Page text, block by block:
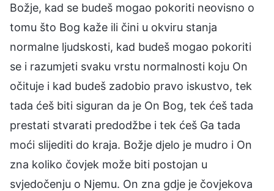
Božje, kad se budeš mogao pokoriti neovisno o
tomu što Bog kaže ili čini u okviru stanja
normalne ljudskosti, kad budeš mogao pokoriti
se i razumjeti svaku vrstu normalnosti koju On
očituje i kad budeš zadobio pravo iskustvo, tek
tada ćeš biti siguran da je On Bog, tek ćeš tada
prestati stvarati predodžbe i tek ćeš Ga tada
moći slijediti do kraja. Božje djelo je mudro i On
zna koliko čovjek može biti postojan u
svjedočenju o Njemu. On zna gdje je čovjekova